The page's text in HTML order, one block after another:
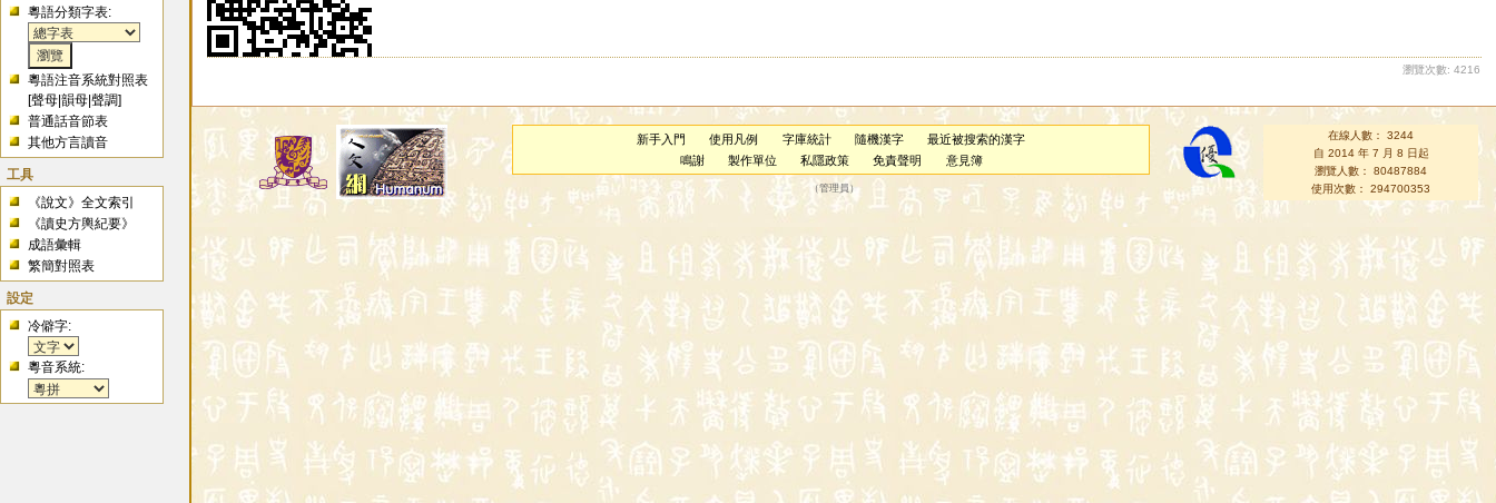
粵語分類字表:
粵語注音系統對照表
[聲母 |韻母 |聲調]
普通話音節表
其他方言讀音
工具
《說文》全文索引
《讀史方輿紀要》
成語彙輯
繁簡對照表
設定
冷僻字:
粵音系統:
瀏覽次數: 4216
新手入門 使用凡例 字庫統計 隨機漢字
最近被搜索的漢字
鳴謝
製作單位 私隱政策 免責聲明 意見簿
（管理員 ）
在線人數： 3244
自 2014 年 7 月 8 日起
瀏覽人數： 80487884
使用次數： 294700353